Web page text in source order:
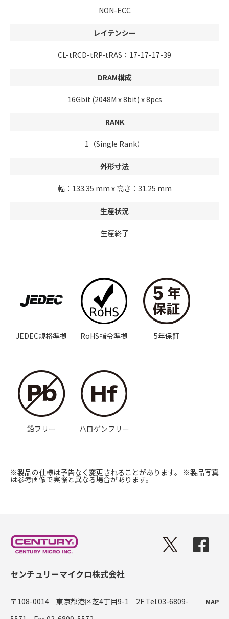
NON-ECC
レイテンシー
CL-tRCD-tRP-tRAS：17-17-17-39
DRAM構成
16Gbit (2048M x 8bit) x 8pcs
RANK
1（Single Rank）
外形寸法
幅：133.35 mm x 高さ：31.25 mm
生産状況
生産終了
JEDEC規格準拠 RoHS指令準拠 5年保証
鉛フリー ハロゲンフリー
※製品の仕様は予告なく変更されることがあります。 ※製品写真
は参考画像で実際と異なる場合があります。
センチュリーマイクロ株式会社
〒108-0014 東京都港区芝4丁目9-1 2F Tel.03-6809-
MAP